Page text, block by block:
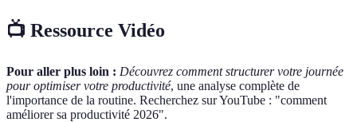
📺 Ressource Vidéo
Pour aller plus loin : Découvrez comment structurer votre journée
pour optimiser votre productivité, une analyse complète de
l'importance de la routine. Recherchez sur YouTube : "comment
améliorer sa productivité 2026".